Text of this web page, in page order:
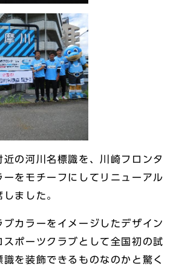
の河川名標識を、川崎フロンタ
ーをモチーフにしてリニューアル
ました。
カラーをイメージしたデザイン
スポーツクラブとして全国初の試
を装飾できるものなのかと驚く